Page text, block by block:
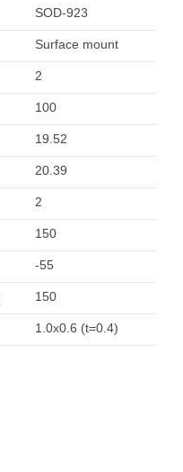
SOD-923
Surface mount
2
100
19.52
20.39
2
150
-55
150
1.0x0.6 (t=0.4)